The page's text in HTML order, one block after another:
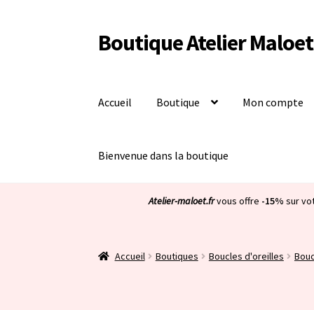
Aller
à
Aller
au
Boutique Atelier Maloet
Accueil Boutique Mon compte
Bienvenue dans la boutique
Atelier-maloet.frvous offre -15% sur
Accueil Boutiques Boucles d'oreilles